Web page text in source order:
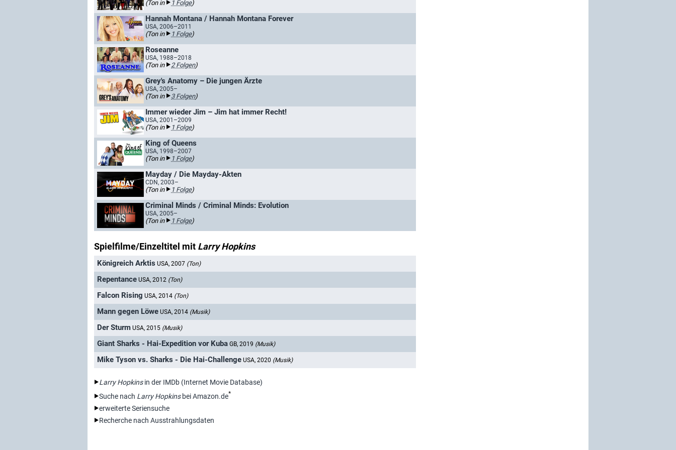
(Ton in 1 Folge)
Hannah Montana / Hannah Montana Forever
USA, 2006–2011
(Ton in 1 Folge)
Roseanne
USA, 1988–2018
(Ton in 2 Folgen)
Grey's Anatomy – Die jungen Ärzte
USA, 2005–
(Ton in 3 Folgen)
Immer wieder Jim – Jim hat immer Recht!
USA, 2001–2009
(Ton in 1 Folge)
King of Queens
USA, 1998–2007
(Ton in 1 Folge)
Mayday / Die Mayday-Akten
CDN, 2003–
(Ton in 1 Folge)
Criminal Minds / Criminal Minds: Evolution
USA, 2005–
(Ton in 1 Folge)
Spielfilme/Einzeltitel mit Larry Hopkins
Königreich Arktis USA, 2007 (Ton)
Repentance USA, 2012 (Ton)
Falcon Rising USA, 2014 (Ton)
Mann gegen Löwe USA, 2014 (Musik)
Der Sturm USA, 2015 (Musik)
Giant Sharks - Hai-Expedition vor Kuba GB, 2019 (Musik)
Mike Tyson vs. Sharks - Die Hai-Challenge USA, 2020 (Musik)
Larry Hopkinsin der IMDb (Internet Movie Database)
Suche nach Larry Hopkinsbei Amazon.de*
erweiterte Seriensuche
Recherche nach Ausstrahlungsdaten